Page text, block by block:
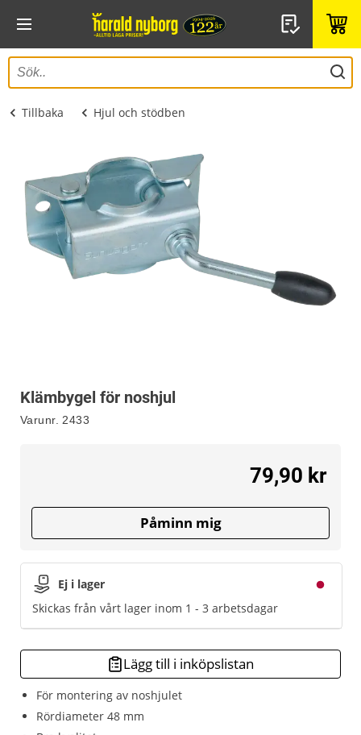
Tillbaka Hjul och stödben
Klämbygel för noshjul
Varunr. 2433
För montering av noshjulet
Rördiameter 48 mm
Ej i lager
Skickas från vårt lager inom 1 - 3 arbetsdagar
79,90 kr
Påminn mig
Lägg till i inköpslistan